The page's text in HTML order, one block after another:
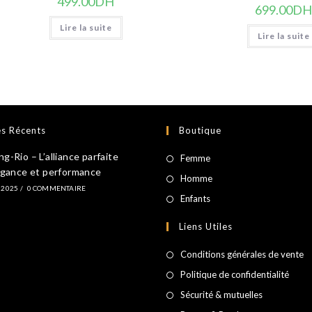
Lire la suite
699.00DH
Lire la suite
Récents
Rio – L’alliance parfaite
et performance
2025 / 0 COMMENTAIRE
Boutique
FemmeS’ouvre
dans
onglet
HommeS’ouvre
nouvel
EnfantsS’ouvre
un
nouvel
Liens Utiles
Conditions générales de vente
Politique de confidentialité
Sécurité & mutuelles